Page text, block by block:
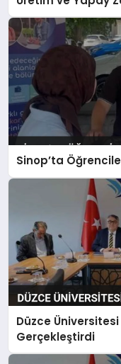
Sinop’ta
Düzce Üniversitesi
Gerçekleştirdi